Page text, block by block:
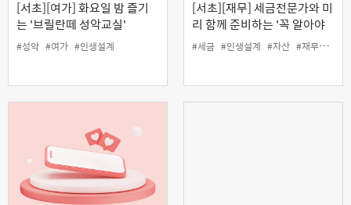
[서초][여가] 화요일 밤 즐기
는 '브릴란떼 성악교실'
#성악 #여가 #인생설계
[서초][재무] 세금전문가와 미
리 함께 준비하는 '꼭 알아야
할 자산관리와 절세 전략'
#세금 #인생설계 #자산 #재무 #절세